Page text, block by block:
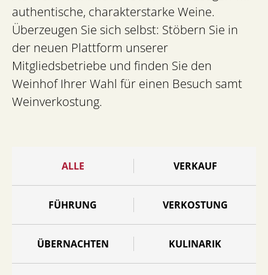
authentische, charakterstarke Weine.
Überzeugen Sie sich selbst: Stöbern Sie in
der neuen Plattform unserer
Mitgliedsbetriebe und finden Sie den
Weinhof Ihrer Wahl für einen Besuch samt
Weinverkostung.
ALLE VERKAUF
FÜHRUNG VERKOSTUNG
ÜBERNACHTEN KULINARIK